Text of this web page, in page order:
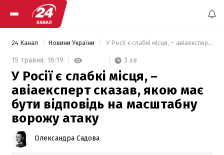
24 Канал Новини України У Росії є слабкі місця, – авіаексперт сказав, якою має бути відповідь на масштабну ворожу атаку
15 травня, 16:19 3 хв
У Росії є слабкі місця, –
авіаексперт сказав, якою має
бути відповідь на масштабну
ворожу атаку
Олександра Садова